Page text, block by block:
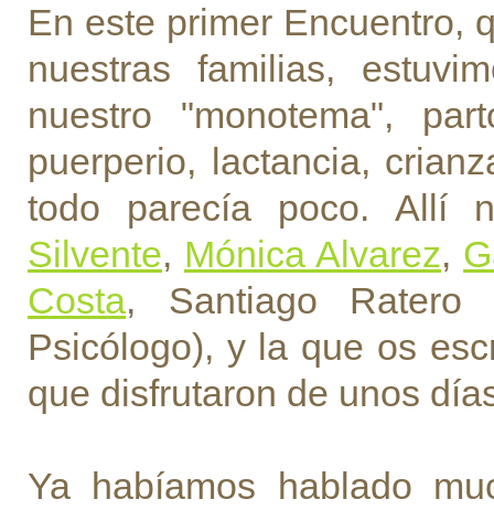
En este primer Encuentro,
nuestras familias,
nuestro "monotema",
puerperio, lactancia,
todo parecía poco. Allí
Silvente, Mónica Alvarez,
Costa, Santiago Ratero
Psicólogo), y la que os
que disfrutaron de unos
Ya habíamos hablado